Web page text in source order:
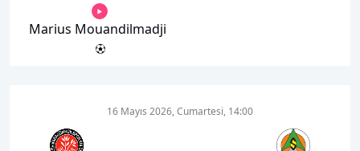
Marius Mouandilmadji
16 Mayıs 2026, Cumartesi, 14:00